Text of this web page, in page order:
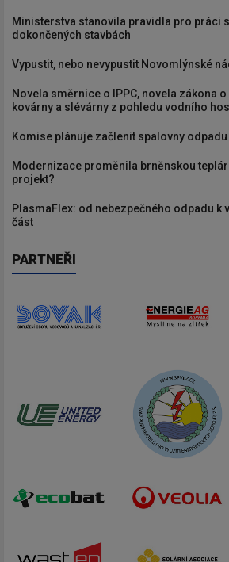
Ministerstva stanovila pravidla pro práci
dokončených stavbách
Vypustit, nebo nevypustit Novomlýnské
Novela směrnice o IPPC, novela zákona o
kovárny a slévárny z pohledu vodního
Komise plánuje začlenit spalovny odpadu
Modernizace proměnila brněnskou
projekt?
PlasmaFlex: od nebezpečného odpadu k
část
PARTNEŘI